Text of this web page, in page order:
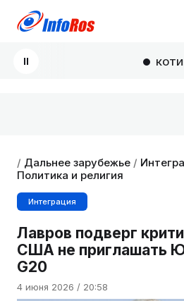
/ Дальнее зарубежье /
Политика и религия
Интеграция
Лавров подверг
США не приглашать
G20
4 июня 2026 / 20:58